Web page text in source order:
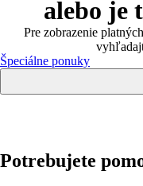
alebo je
Pre zobrazenie
Špeciálne ponuky
Potrebujete